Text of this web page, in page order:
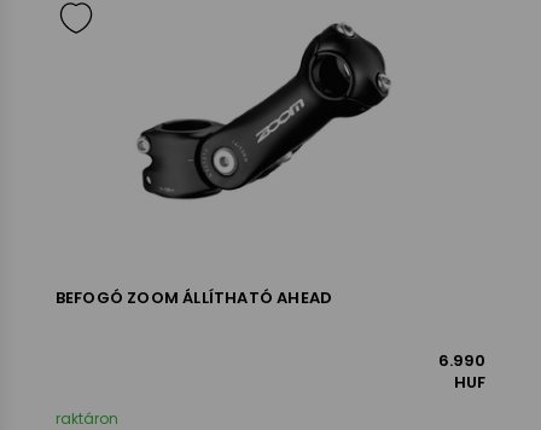
BEFOGÓ ZOOM ÁLLÍTHATÓ AHEAD
6.990
HUF
raktáron